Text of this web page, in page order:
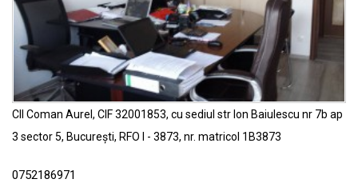
Contact
CII Coman Aurel, CIF 32001853, cu sediul str Ion Baiulescu nr 7b ap
3 sector 5, București, RFO I - 3873, nr. matricol 1B3873
0752186971